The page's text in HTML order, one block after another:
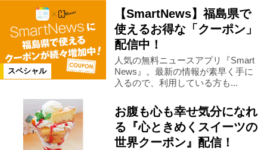
古殿町 白石市
米沢市 川内村 磐梯町
茨城県
カテゴリ
お知らせ プレゼント
スペシャル
【SmartNews】福島県で
使えるお得な「クーポン」
配信中！
人気の無料ニュースアプリ『Smart
News』。最新の情報が素早く手に
入るので、利用している方も...
お腹も心も幸せ気分になれ
る『心ときめくスイーツの
世界クーポン』配信！